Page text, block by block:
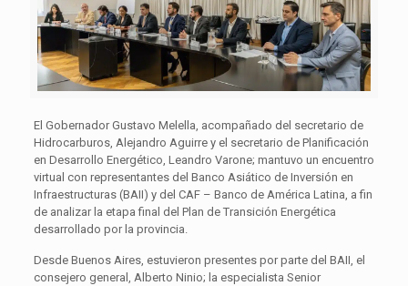
El Gobernador Gustavo Melella, acompañado del secretario de
Hidrocarburos, Alejandro Aguirre y el secretario de Planificación
en Desarrollo Energético, Leandro Varone; mantuvo un encuentro
virtual con representantes del Banco Asiático de Inversión en
Infraestructuras (BAII) y del CAF – Banco de América Latina, a fin
de analizar la etapa final del Plan de Transición Energética
desarrollado por la provincia.
Desde Buenos Aires, estuvieron presentes por parte del BAII, el
consejero general, Alberto Ninio; la especialista Senior